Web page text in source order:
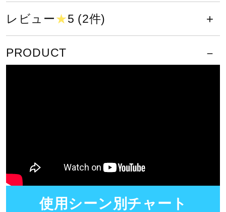
ジュニア／キッズ
メディカル
その他
サポート
しては、高校球児や社会人野球の現場においてグラブの内
側にせっけんや芳香剤を直接当てて香り付けするほど、
ナンス用品にない「香り」にまでこだわった新しい保革オ
原産国
レビュー★5 (2件)
PRODUCT
使用シーン別チャート